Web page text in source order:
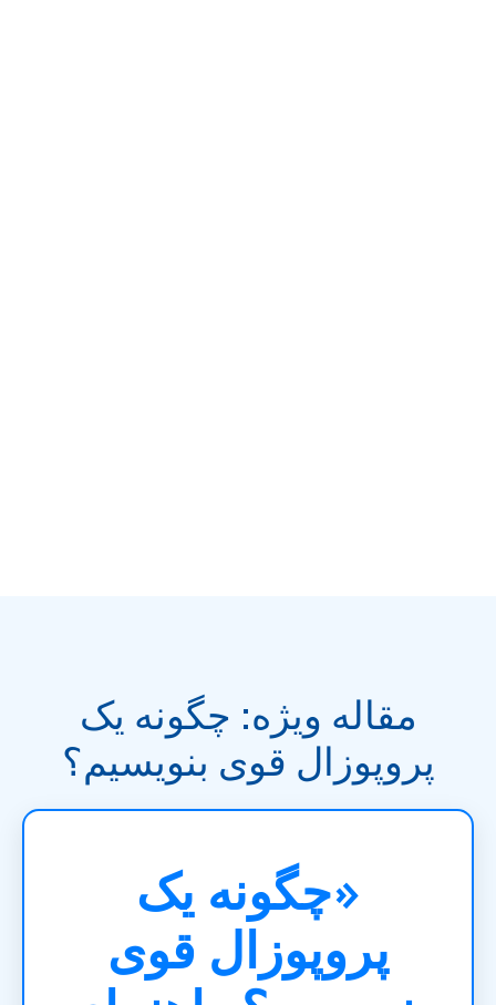
مقاله ویژه: چگونه یک
پروپوزال قوی بنویسیم؟
«چگونه یک
پروپوزال قوی